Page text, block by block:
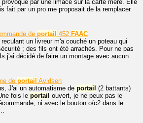
par une limace sur la carte mère. Elle
fait par un pro me proposait de la remplacer
de portail 452 FAAC
un livreur m'a couché un poteau qui
; des fils ont été arrachés. Pour ne pas
j'ai décidé de faire un montage avec aucun
de portail Avidsen
J'ai un automatisme de portail (2 battants)
fois le portail ouvert, je ne peux pas le
ni avec le bouton o/c2 dans le